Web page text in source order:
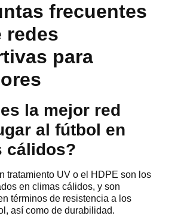
frecuentes
redes
para
la mejor red
al fútbol en
cálidos?
tratamiento UV o el HDPE son los
en climas cálidos, y son
términos de resistencia a los
así como de durabilidad.